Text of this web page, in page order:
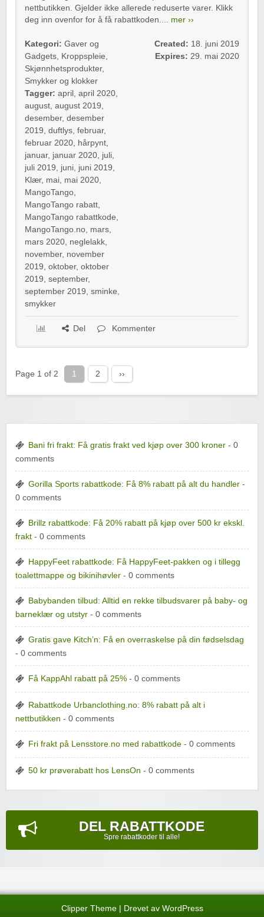
nettbutikken. Gjelder ikke allerede reduserte varer. Klikk
deg inn ovenfor for å få rabattkoden.... mer ››
Kategori: Gaver og
Gadgets, Kroppspleie,
Skjønnhetsprodukter,
Smykker og klokker
Tagger: april , april 2020,
august, august 2019,
desember, desember
2019, duftlys, februar,
februar 2020, hårpynt,
januar, januar 2020, juli,
juli 2019, juni, juni 2019,
Klær, mai, mai 2020,
MangoTango,
MangoTango rabatt,
MangoTango rabattkode,
MangoTango.no, mars,
mars 2020, neglelakk,
november, november
2019, oktober, oktober
2019, september,
september 2019, sminke,
smykker
Created: 18. juni 2019
Expires: 29. mai 2020
Del Kommenter
Page 1 of 2 1 2 ››
Bani fri frakt: Få gratis frakt ved kjøp over 300 kroner - 0
comments
Gorilla Sports rabattkode: Få 8% rabatt på alt du handler -
0 comments
Brillz rabattkode: Få 20% rabatt på kjøp over 500 kr ekskl.
frakt - 0 comments
HappyFeet rabattkode: Få HappyFeet-pakken og i tillegg
toalettmappe og bikinihøvler - 0 comments
Babybanden tilbud: Alltid en rekke tilbudsvarer på baby- og
barneklær og utstyr - 0 comments
Gratis gave Kitch’n: Få en overraskelse på din fødselsdag
- 0 comments
Få KappAhl rabatt på 25% - 0 comments
Rabattkode Urbanclothing.no: 8% rabatt på alt i
nettbutikken - 0 comments
Fri frakt på Lensstore.no med rabattkode - 0 comments
50 kr prøverabatt hos LensOn - 0 comments
DEL RABATTKODE
Spre rabattkoder til alle!
Clipper Theme| Drevet av WordPress